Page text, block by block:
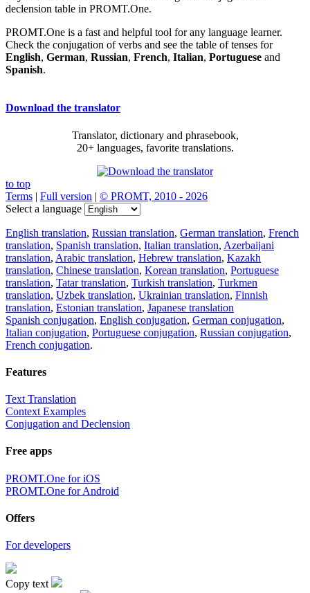
declension table in PROMT.One.
PROMT.One is a fast and helpful tool for any language learner.
Check the conjugation of verbs and see the table of tenses for
English, German, Russian, French, Italian, Portuguese and
Spanish.
Download the translator
Translator, dictionary and phrasebook,
20+ languages, favorite translations.
to top
Terms | Full version | © PROMT, 2010 - 2026
Select a language
English translation, Russian translation, German translation, French
translation, Spanish translation, Italian translation, Azerbaijani
translation, Arabic translation, Hebrew translation, Kazakh
translation, Chinese translation, Korean translation, Portuguese
translation, Tatar translation, Turkish translation, Turkmen
translation, Uzbek translation, Ukrainian translation, Finnish
translation, Estonian translation, Japanese translation
Spanish conjugation, English conjugation, German conjugation,
Italian conjugation, Portuguese conjugation, Russian conjugation,
French conjugation.
Features
Text Translation
Context Examples
Conjugation and Declension
Free apps
PROMT.One for iOS
PROMT.One for Android
Offers
For developers
Copy text